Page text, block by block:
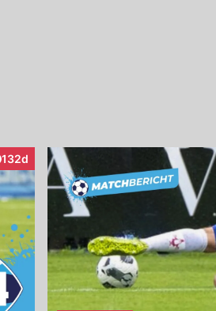
Artikel veröffentlicht:
132d